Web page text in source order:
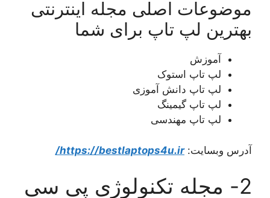
موضوعات اصلی مجله اینترنتی
بهترین لپ تاپ برای شما
آموزش
لپ تاپ استوک
لپ تاپ دانش آموزی
لپ تاپ گیمینگ
لپ تاپ مهندسی
آدرس وبسایت:https://bestlaptops4u.ir/
2- مجله تکنولوژی پی سی